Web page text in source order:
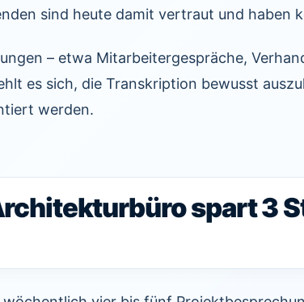
sind heute damit vertraut und haben
– etwa Mitarbeitergespräche,
es sich, die Transkription bewusst
werden.
spart 3